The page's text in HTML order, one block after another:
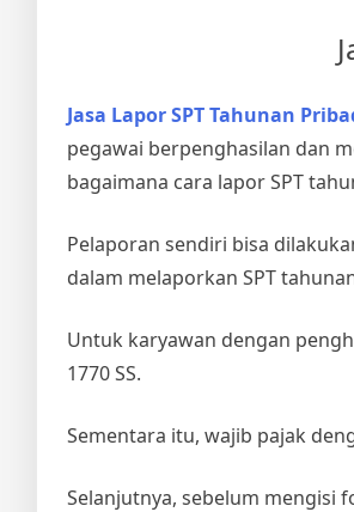
Jasa Lapor SPT Tahunan
pegawai berpenghasilan dan
bagaimana cara lapor SPT
Pelaporan sendiri bisa
dalam melaporkan SPT
Untuk karyawan dengan
1770 SS.
Sementara itu, wajib pajak
Selanjutnya, sebelum mengisi